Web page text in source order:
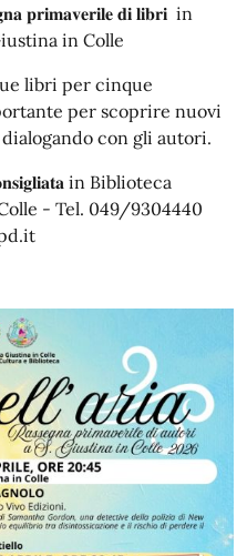
𝐩𝐫𝐢𝐦𝐚𝐯𝐞𝐫𝐢𝐥𝐞 𝐝𝐢 𝐥𝐢𝐛𝐫𝐢 in
in Colle
libri per cinque
per scoprire nuovi
con gli autori.
in Biblioteca
- Tel. 049/9304440